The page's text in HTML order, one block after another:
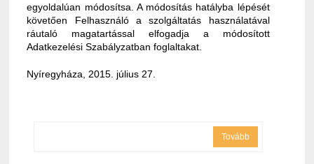
egyoldalúan módosítsa. A módosítás hatályba lépését
követően Felhasználó a szolgáltatás használatával
ráutaló magatartással elfogadja a módosított
Adatkezelési Szabályzatban foglaltakat.
Nyíregyháza, 2015. július 27.
Tovább